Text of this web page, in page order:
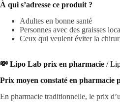
À qui s’adresse ce produit ?
Adultes en bonne santé
Personnes avec des graisses
Ceux qui veulent éviter la
💸 Lipo Lab prix en pharmacie /
Prix moyen constaté en pharmacie
En pharmacie traditionnelle, le prix